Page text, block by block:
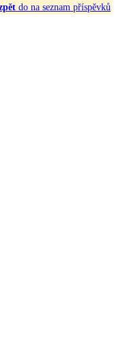
do na seznam příspěvků